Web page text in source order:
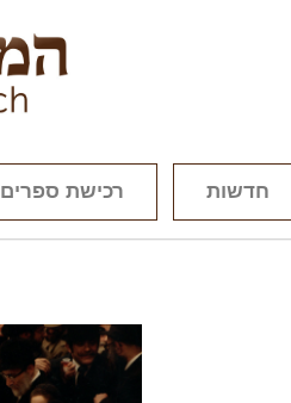
חדשות רכישת ספרים